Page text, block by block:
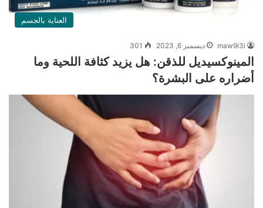
العناية بالجسم
maw9i3i ديسمبر 6, 2023 301
المينوكسيديل للذقن: هل يزيد كثافة اللحية وما
أضراره على البشرة؟